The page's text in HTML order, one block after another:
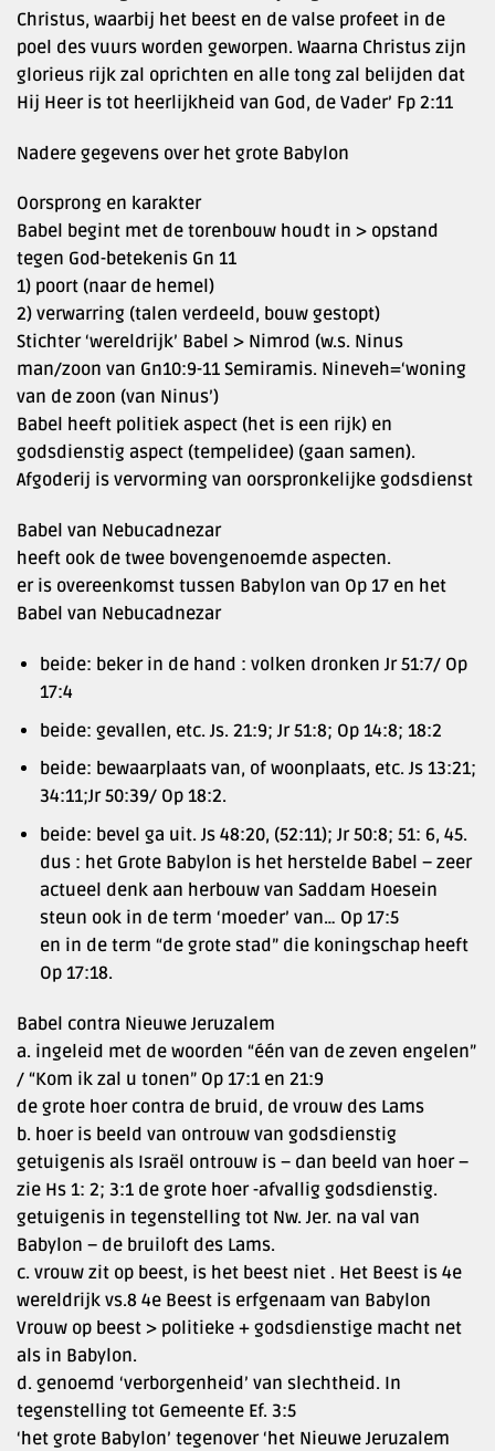
Christus, waarbij het beest en de valse profeet in de
poel des vuurs worden geworpen. Waarna Christus zijn
glorieus rijk zal oprichten en alle tong zal belijden dat
Hij Heer is tot heerlijkheid van God, de Vader’ Fp 2:11
Nadere gegevens over het grote Babylon
Oorsprong en karakter
Babel begint met de torenbouw houdt in > opstand
tegen God-betekenis Gn 11
1) poort (naar de hemel)
2) verwarring (talen verdeeld, bouw gestopt)
Stichter ‘wereldrijk’ Babel > Nimrod (w.s. Ninus
man/zoon van Gn10:9-11 Semiramis. Nineveh=‘woning
van de zoon (van Ninus’)
Babel heeft politiek aspect (het is een rijk) en
godsdienstig aspect (tempelidee) (gaan samen).
Afgoderij is vervorming van oorspronkelijke godsdienst
Babel van Nebucadnezar
heeft ook de twee bovengenoemde aspecten.
er is overeenkomst tussen Babylon van Op 17 en het
Babel van Nebucadnezar
beide: beker in de hand : volken dronken Jr 51:7/ Op
17:4
beide: gevallen, etc. Js. 21:9; Jr 51:8; Op 14:8; 18:2
beide: bewaarplaats van, of woonplaats, etc. Js 13:21;
34:11;Jr 50:39/ Op 18:2.
beide: bevel ga uit. Js 48:20, (52:11); Jr 50:8; 51: 6, 45.
dus : het Grote Babylon is het herstelde Babel – zeer
actueel denk aan herbouw van Saddam Hoesein
steun ook in de term ‘moeder’ van… Op 17:5
en in de term “de grote stad” die koningschap heeft
Op 17:18.
Babel contra Nieuwe Jeruzalem
a. ingeleid met de woorden “één van de zeven engelen”
/ “Kom ik zal u tonen” Op 17:1 en 21:9
de grote hoer contra de bruid, de vrouw des Lams
b. hoer is beeld van ontrouw van godsdienstig
getuigenis als Israël ontrouw is – dan beeld van hoer –
zie Hs 1: 2; 3:1 de grote hoer -afvallig godsdienstig.
getuigenis in tegenstelling tot Nw. Jer. na val van
Babylon – de bruiloft des Lams.
c. vrouw zit op beest, is het beest niet . Het Beest is 4e
wereldrijk vs.8 4e Beest is erfgenaam van Babylon
Vrouw op beest > politieke + godsdienstige macht net
als in Babylon.
d. genoemd ‘verborgenheid’ van slechtheid. In
tegenstelling tot Gemeente Ef. 3:5
‘het grote Babylon’ tegenover ‘het Nieuwe Jeruzalem